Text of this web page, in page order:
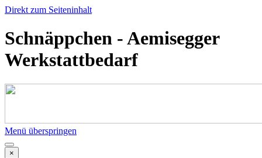
Direkt zum Seiteninhalt
Schnäppchen - Aemisegger
Werkstattbedarf
Menü überspringen
×